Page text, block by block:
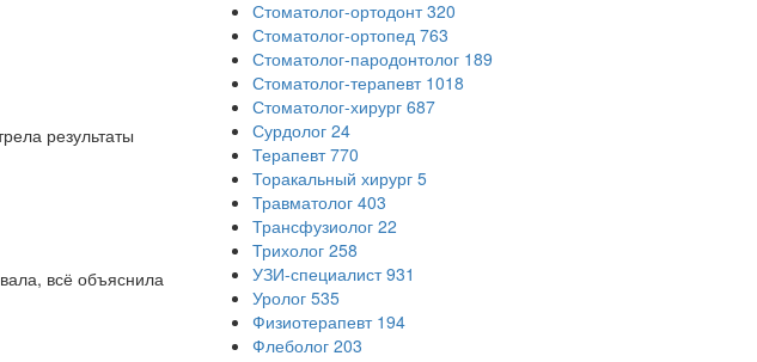
результаты
всё объяснила
Стоматолог-ортодонт 320
Стоматолог-ортопед 763
Стоматолог-пародонтолог 189
Стоматолог-терапевт 1018
Стоматолог-хирург 687
Сурдолог 24
Терапевт 770
Торакальный хирург 5
Травматолог 403
Трансфузиолог 22
Трихолог 258
УЗИ-специалист 931
Уролог 535
Физиотерапевт 194
Флеболог 203